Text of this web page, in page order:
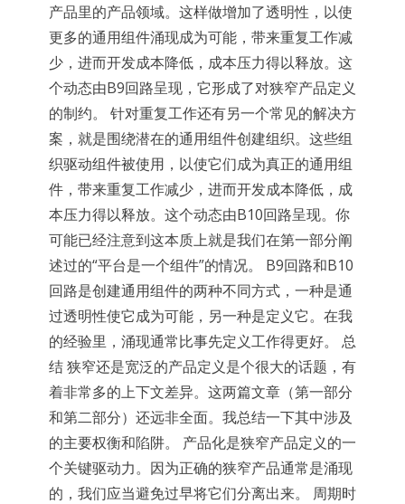
产品里的产品领域。这样做增加了透明性，以使
更多的通用组件涌现成为可能，带来重复工作减
少，进而开发成本降低，成本压力得以释放。这
个动态由B9回路呈现，它形成了对狭窄产品定义
的制约。 针对重复工作还有另一个常见的解决方
案，就是围绕潜在的通用组件创建组织。这些组
织驱动组件被使用，以使它们成为真正的通用组
件，带来重复工作减少，进而开发成本降低，成
本压力得以释放。这个动态由B10回路呈现。你
可能已经注意到这本质上就是我们在第一部分阐
述过的“平台是一个组件”的情况。 B9回路和B10
回路是创建通用组件的两种不同方式，一种是通
过透明性使它成为可能，另一种是定义它。在我
的经验里，涌现通常比事先定义工作得更好。 总
结 狭窄还是宽泛的产品定义是个很大的话题，有
着非常多的上下文差异。这两篇文章（第一部分
和第二部分）还远非全面。我总结一下其中涉及
的主要权衡和陷阱。 产品化是狭窄产品定义的一
个关键驱动力。因为正确的狭窄产品通常是涌现
的，我们应当避免过早将它们分离出来。 周期时